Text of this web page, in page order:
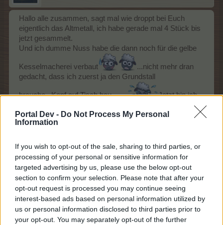
Portal Dev - Do Not Process My Personal
Information
If you wish to opt-out of the sale, sharing to third parties, or
processing of your personal or sensitive information for
targeted advertising by us, please use the below opt-out
section to confirm your selection. Please note that after your
opt-out request is processed you may continue seeing
interest-based ads based on personal information utilized by
us or personal information disclosed to third parties prior to
your opt-out. You may separately opt-out of the further
Hallo alle zusammen, sagt mal wie droppt bei Euch
eigentlich das Altmetall, ich habe gerade mal 4 Stück bis
jetzt gesammelt.
Und ich dumme Nuss habe die dann noch für die gelbe
Kesselmacherei verbaut
...nicht mehr dran
gedacht, dass ich zuerst ja den Grundstall
brauche...Kopf auf Tisch hau........
Jetzt bin ich
zusammenhabe.
Thoranar
Kaiser des Forums
Gratuliere, ist mir auch mal bei einem Stall passiert...
,toll, fand ich auch, gaaanz toll.....es